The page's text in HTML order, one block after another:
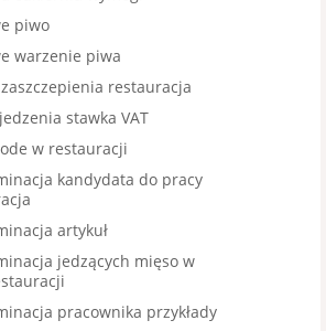
piwo
warzenie piwa
restauracja
stawka VAT
w restauracji
kandydata do pracy
artykuł
jedzących mięso w
pracownika przykłady